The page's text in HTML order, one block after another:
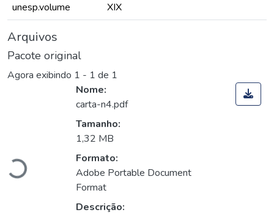
unesp.volume
XIX
Arquivos
Pacote original
Agora exibindo 1 - 1 de 1
Carregando...
Nome:
carta-n4.pdf
Tamanho:
1,32 MB
Formato:
Adobe Portable Document
Format
Descrição: